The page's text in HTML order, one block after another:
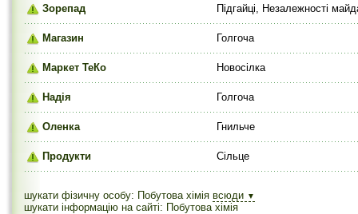
Зорепад Підгайці, Незалежності
Магазин Голгоча
Маркет ТеКо Новосілка
Надія Голгоча
Оленка Гнильче
Продукти Сільце
шукати фізичну особу: Побутова хімія всюди ▼
шукати інформацію на сайті: Побутова хімія